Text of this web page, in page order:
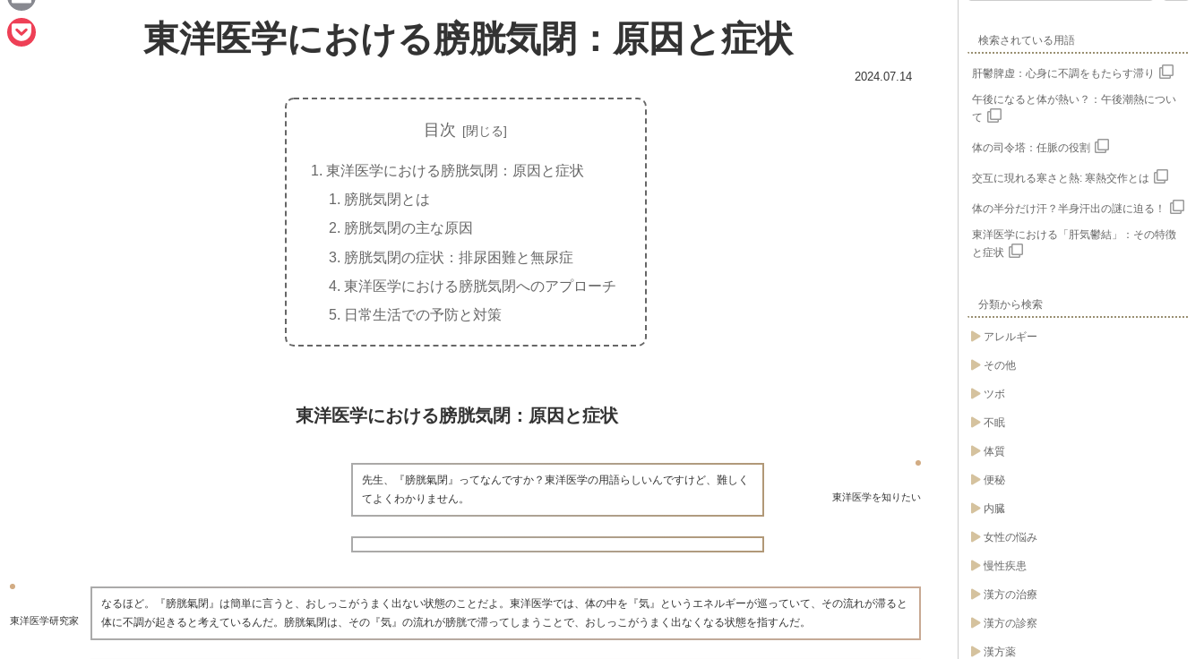
東洋医学における膀胱気閉：原因と症状
2024.07.14
目次
東洋医学における膀胱気閉：原因と症状
膀胱気閉とは
膀胱気閉の主な原因
膀胱気閉の症状：排尿困難と無尿症
東洋医学における膀胱気閉へのアプローチ
日常生活での予防と対策
東洋医学における膀胱気閉：原因と症状
東洋医学を知りたい
先生、『膀胱氣閉』ってなんですか？東洋医学の用語らしいんですけど、難しく
てよくわかりません。
東洋医学研究家
なるほど。『膀胱氣閉』は簡単に言うと、おしっこがうまく出ない状態のことだよ。東洋医学では、体の中を『気』というエネルギーが巡っていて、その流れが滞ると
体に不調が起きると考えているんだ。膀胱氣閉は、その『気』の流れが膀胱で滞ってしまうことで、おしっこがうまく出なくなる状態を指すんだ。
検索されている用語
肝鬱脾虚：心身に不調をもたらす滞り
午後になると体が熱い？：午後潮熱につい
て
体の司令塔：任脈の役割
交互に現れる寒さと熱: 寒熱交作とは
体の半分だけ汗？半身汗出の謎に迫る！
東洋医学における「肝気鬱結」：その特徴
と症状
分類から検索
アレルギー
その他
ツボ
不眠
体質
便秘
内臓
女性の悩み
慢性疾患
漢方の治療
漢方の診察
漢方薬
e
a
c
E